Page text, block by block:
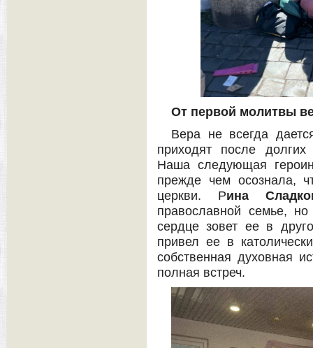
От первой молитвы
Вера не всегда
приходят после
Наша следующая
прежде чем осознала,
церкви. Рина
православной семье,
сердце зовет ее в
привел ее в
собственная духовная
полная встреч.